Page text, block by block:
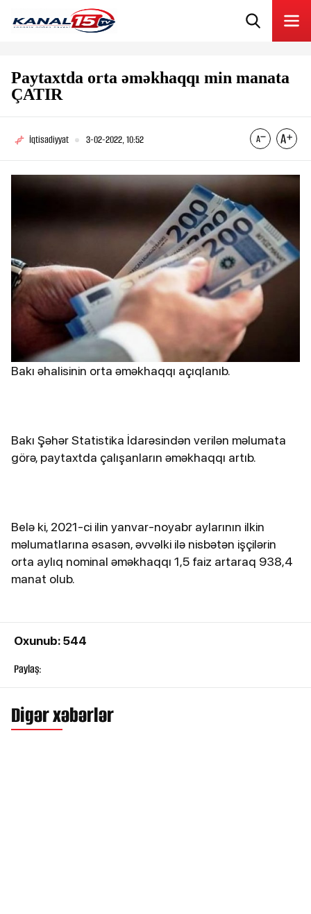
Paytaxtda orta əməkhaqqı min manata
ÇATIR
İqtisadiyyat 3-02-2022, 10:52
Bakı əhalisinin orta əməkhaqqı açıqlanıb.
Bakı Şəhər Statistika İdarəsindən verilən məlumata
görə, paytaxtda çalışanların əməkhaqqı artıb.
Belə ki, 2021-ci ilin yanvar-noyabr aylarının ilkin
məlumatlarına əsasən, əvvəlki ilə nisbətən işçilərin
orta aylıq nominal əməkhaqqı 1,5 faiz artaraq 938,4
manat olub.
Oxunub: 544
Paylaş:
Digər xəbərlər